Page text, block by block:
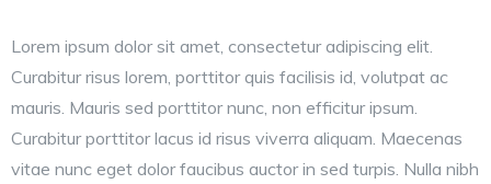
Lorem ipsum dolor sit amet, consectetur adipiscing elit.
Curabitur risus lorem, porttitor quis facilisis id, volutpat ac
mauris. Mauris sed porttitor nunc, non efficitur ipsum.
Curabitur porttitor lacus id risus viverra aliquam. Maecenas
vitae nunc eget dolor faucibus auctor in sed turpis. Nulla nibh